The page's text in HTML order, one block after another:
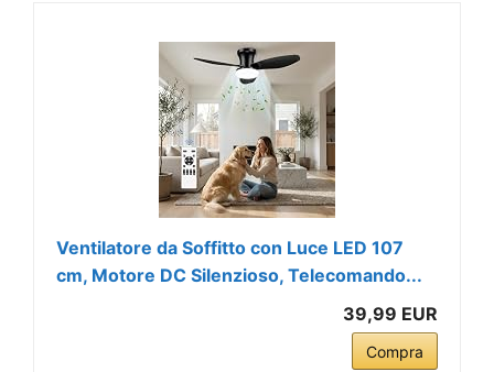
Ventilatore da Soffitto con Luce LED 107
cm, Motore DC Silenzioso, Telecomando...
39,99 EUR
Compra